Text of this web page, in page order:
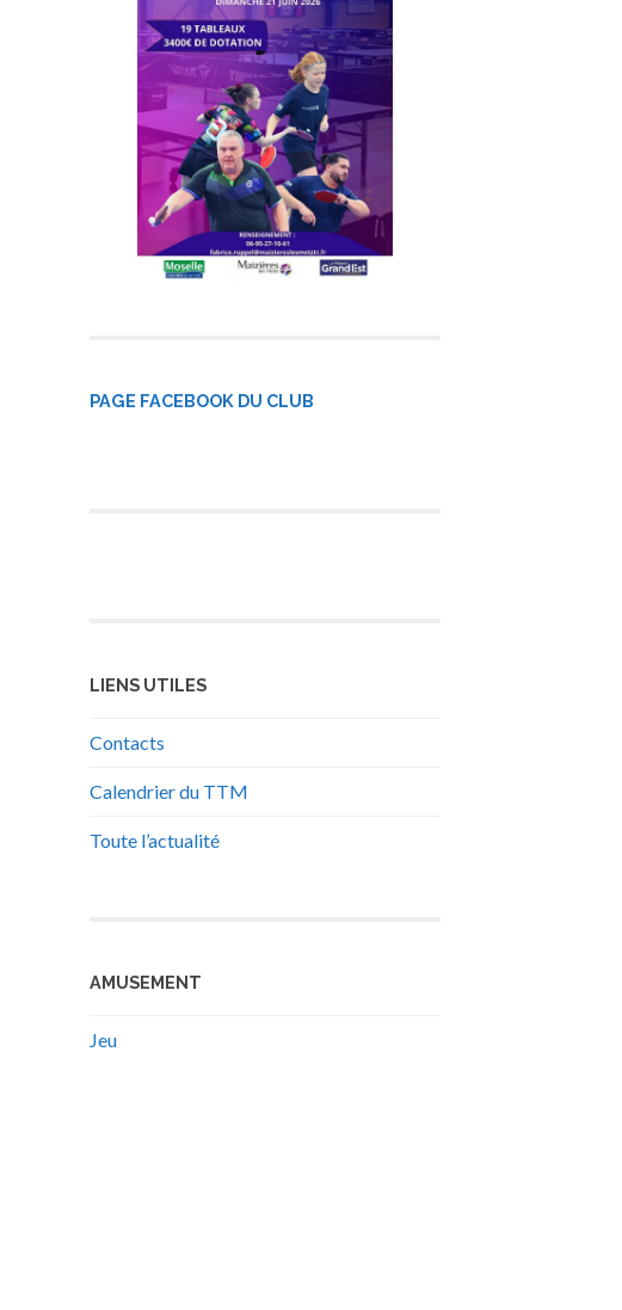
PAGE FACEBOOK DU CLUB
LIENS UTILES
Contacts
Calendrier du TTM
Toute l’actualité
AMUSEMENT
Jeu